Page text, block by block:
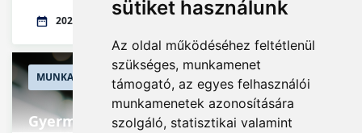
sütiket használunk
Az oldal működéséhez feltétlenül
szükséges, munkamenet
támogató, az egyes felhasználói
munkamenetek azonosítására
szolgáló, statisztikai valamint
2025.10.19.
MUNKAÜGY CÉGVEZETÉS
Gyermektartási díj letiltása